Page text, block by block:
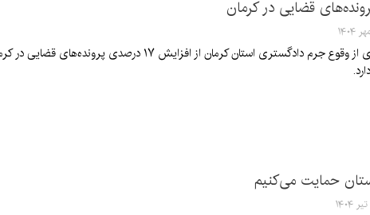
معاون اجتماعی و پیشگیری از وقوع جرم دادگستری
حمایت می‌کنیم